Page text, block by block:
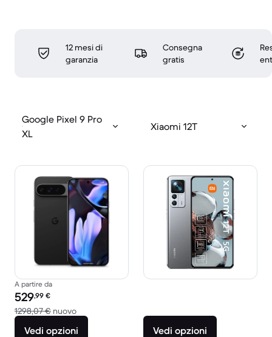
12 mesi di
garanzia
Consegna
gratis
Google Pixel 9 Pro
XL
Xiaomi 12T
A partire da
Prezzo del ricondizionato:
529,99 €
1298,07 € nuovoRispetto a 1298,07 € del nuovo
Vedi opzioni Vedi opzioni